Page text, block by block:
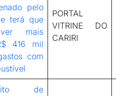
pelo
terá que
mais
416 mil
com
PORTAL
VITRINE DO
CARIRI
de